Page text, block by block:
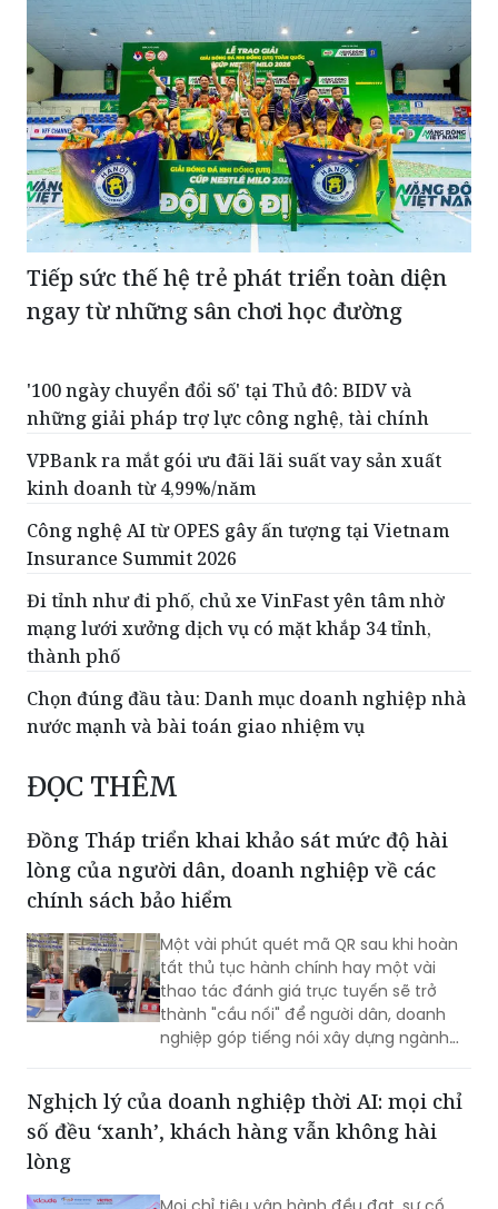
Tiếp sức thế hệ trẻ phát triển toàn diện
ngay từ những sân chơi học đường
'100 ngày chuyển đổi số' tại Thủ đô: BIDV và
những giải pháp trợ lực công nghệ, tài chính
VPBank ra mắt gói ưu đãi lãi suất vay sản xuất
kinh doanh từ 4,99%/năm
Công nghệ AI từ OPES gây ấn tượng tại Vietnam
Insurance Summit 2026
Đi tỉnh như đi phố, chủ xe VinFast yên tâm nhờ
mạng lưới xưởng dịch vụ có mặt khắp 34 tỉnh,
thành phố
Chọn đúng đầu tàu: Danh mục doanh nghiệp nhà
nước mạnh và bài toán giao nhiệm vụ
ĐỌC THÊM
Đồng Tháp triển khai khảo sát mức độ hài
lòng của người dân, doanh nghiệp về các
chính sách bảo hiểm
Một vài phút quét mã QR sau khi hoàn
tất thủ tục hành chính hay một vài
thao tác đánh giá trực tuyến sẽ trở
thành "cầu nối" để người dân, doanh
nghiệp góp tiếng nói xây dựng ngành
hơn.
Nghịch lý của doanh nghiệp thời AI: mọi chỉ
số đều ‘xanh’, khách hàng vẫn không hài
lòng